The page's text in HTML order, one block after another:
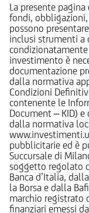
La presente
fondi,
possono
inclusi strumenti a
investimento è
documentazione
dalla normativa
Condizioni
contenente le
Document – KID)
dalla normativa
pubblicitarie ed è
Succursale di
soggetto regolato
Banca d’Italia,
la Borsa e dalla
marchio registrato
finanziari emessi